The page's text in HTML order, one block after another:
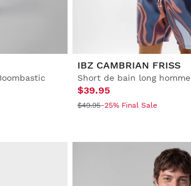
IBZ CAMBRIAN FRISS
Short de bain long homme
$39.95
$49.95-25% Final Sale